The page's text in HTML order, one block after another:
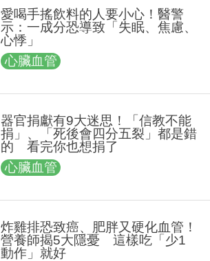
愛喝手搖飲料的人要小心！醫警
示：一成分恐導致「失眠、焦慮、
心悸」
心臟血管
器官捐獻有9大迷思！「信教不能
捐」、「死後會四分五裂」都是錯
的 看完你也想捐了
心臟血管
炸雞排恐致癌、肥胖又硬化血管！
營養師揭5大隱憂 這樣吃「少1
動作」就好